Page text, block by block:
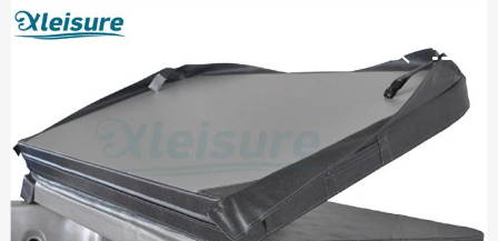
HOME
PRODUCTS
baquet
chaud
Fournisseur.
Limited.
Rights
Reserved.
Developed
ECER